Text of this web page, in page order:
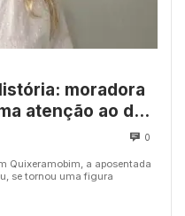
moradora
atenção ao dar
alegria
0
Quixeramobim, a aposentada
se tornou uma figura